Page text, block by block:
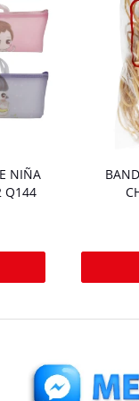
NIÑA
Q144